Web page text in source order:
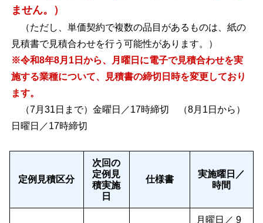
ません。）
（ただし、単価契約で複数の品目があるものは、紙の
見積書で見積合わせを行う可能性があります。）
※令和8年8月1日から、月曜日に電子で見積合わせを実
施する業種について、見積書の締切日時を変更しており
ます。
（7月31日まで）金曜日／17時締切 （8月1日から）
日曜日／17時締切
定例見積区分
次回の
定例見
積実施
日
仕様書
実施曜日／
時間
月曜日／ 9